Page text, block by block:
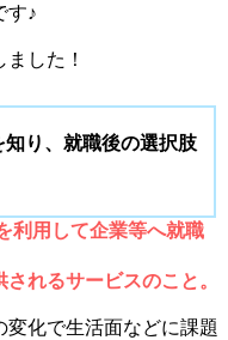
す♪
ました！
り、就職後の選択肢
利用して企業等へ就職
れるサービスのこと。
化で生活面などに課題